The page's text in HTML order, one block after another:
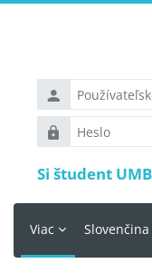
Používateľské
meno
Heslo
Si študent
Viac Slovenčina